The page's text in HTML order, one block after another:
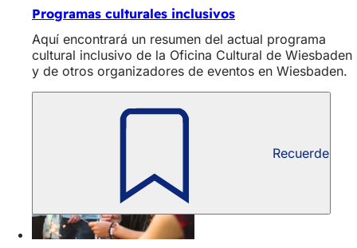
Programas culturales inclusivos
Aquí encontrará un resumen del actual programa
cultural inclusivo de la Oficina Cultural de Wiesbaden
y de otros organizadores de eventos en Wiesbaden.
Recuerde